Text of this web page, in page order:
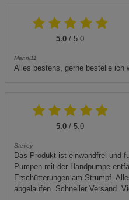
5.0 / 5.0
Manni11
Alles bestens, gerne bestelle ich
5.0 / 5.0
Stevey
Das Produkt ist einwandfrei und
Pumpen mit der Handpumpe
Erschütterungen am Strumpf.
abgelaufen. Schneller Versand.